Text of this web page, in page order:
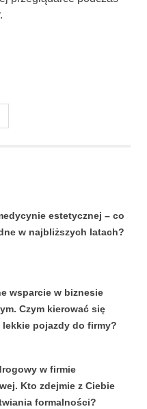
estetycznej – co
w najbliższych latach?
wsparcie w biznesie
Czym kierować się
lekkie pojazdy do firmy?
w firmie
Kto zdejmie z Ciebie
formalności?